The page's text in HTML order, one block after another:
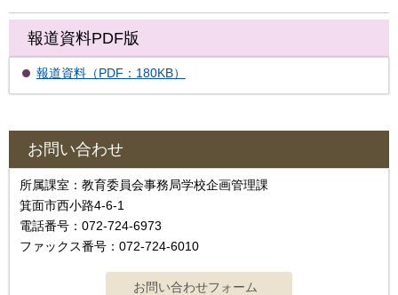
報道資料PDF版
報道資料（PDF：180KB）
お問い合わせ
所属課室：教育委員会事務局学校企画管理課
箕面市西小路4‐6‐1
電話番号：072-724-6973
ファックス番号：072-724-6010